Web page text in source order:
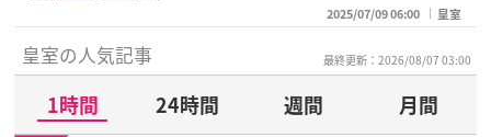
2025/07/09 06:00 皇室
皇室の人気記事 最終更新：2026/08/07 03:00
1時間 24時間 週間
月間